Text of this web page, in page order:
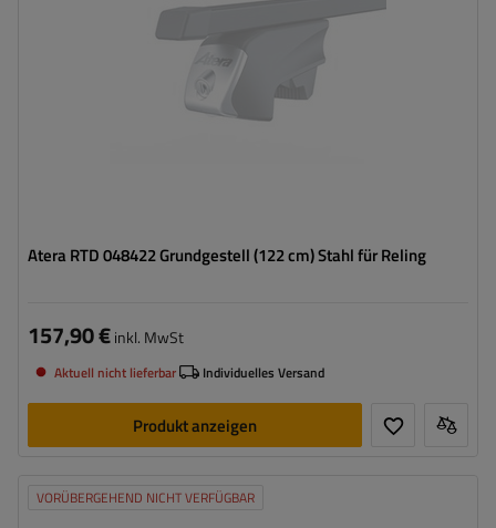
Atera RTD 048422 Grundgestell (122 cm) Stahl für Reling
157,90 €inkl. MwSt
Aktuell nicht lieferbar Individuelles Versand
Produkt anzeigen
VORÜBERGEHEND NICHT VERFÜGBAR